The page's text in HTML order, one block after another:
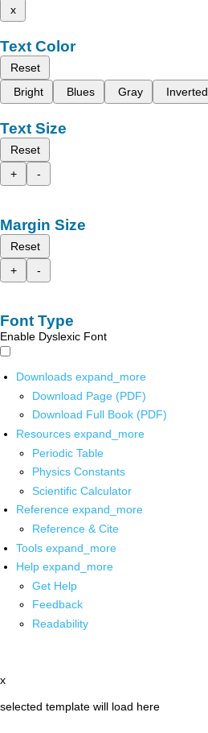
x
Text Color
Reset
Bright
Blues Gray Inverted
Text Size
Reset
+
-
Margin Size
Reset
+
-
Font Type
Enable Dyslexic Font
Downloads expand_more
Download Page (PDF)
Download Full Book (PDF)
Resources expand_more
Periodic Table
Physics Constants
Scientific Calculator
Reference expand_more
Reference & Cite
Tools expand_more
Help expand_more
Get Help
Feedback
Readability
x
selected template will load here